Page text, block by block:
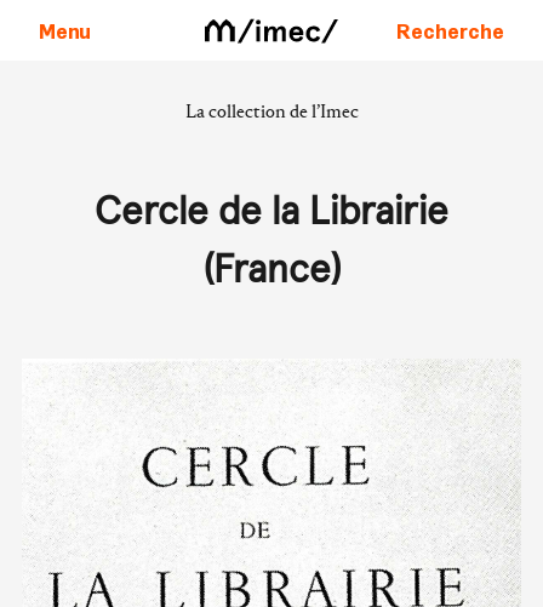
Menu Recherche
La collection de l’Imec
Cercle de la Librairie
(France)